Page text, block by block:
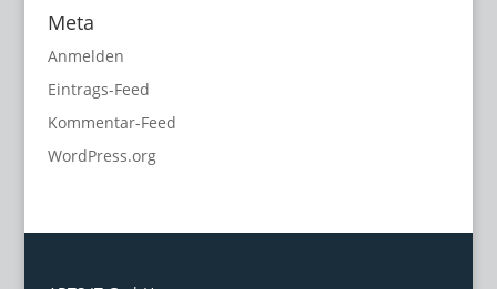
Meta
Anmelden
Eintrags-Feed
Kommentar-Feed
WordPress.org